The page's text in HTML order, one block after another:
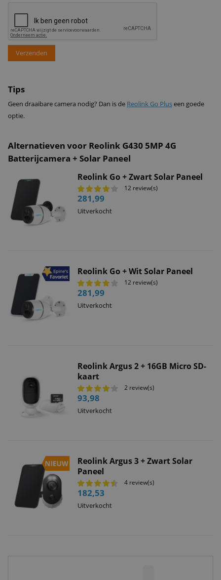
Verzenden
Tips
Geen draaibare camera nodig? Dan is de Reolink Go Pluseen goede
optie.
Alternatieven voor Reolink G430 5MP 4G
Batterijcamera + Solar Paneel
Reolink Go + Zwart Solar Paneel
12 review(s)
281,99
Uitverkocht
Reolink Go + Wit Solar Paneel
12 review(s)
281,99
Uitverkocht
Reolink Argus 2 + 16GB Micro SD-
kaart
2 review(s)
93,98
Uitverkocht
Reolink Argus 3 + Zwart Solar
Paneel
4 review(s)
182,53
Uitverkocht